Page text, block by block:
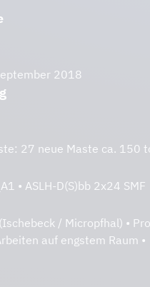
2018
27 neue Maste ca. 150
• ASLH-D(S)bb 2x24 SMF
/ Micropfhal) •
auf engstem Raum •